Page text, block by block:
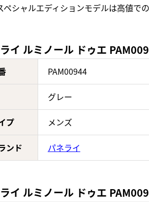
ペシャルエディションモデルは高値で
イ ルミノール ドゥエ
PAM00944
グレー
プ メンズ
ンド パネライ
イ ルミノール ドゥエ